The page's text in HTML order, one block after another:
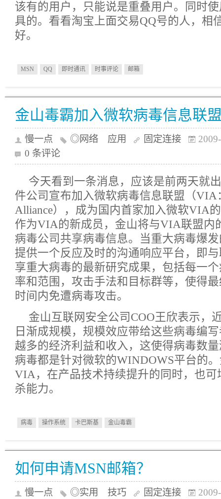
该有的用户，只能说是重叠用户。同时
具的。看看淘宝上面交易QQ号的人，相
好。
MSN QQ 即时通讯 时事评论 邮箱
金山毒霸加入微软病毒信息联
慢一点 ◎网络 应用 固定连接
0 条评论
今天看到一条消息，应该是前两天就
件公司宣布加入微软病毒信息联盟（VIA
Alliance），成为国内首家加入微软VIA
作为VIA的新成员，金山将与VIA联盟内
病毒公司共享病毒信息。当重大病毒爆
提供一个反应及时的沟通响应平台，即
享重大病毒的最新研究成果，包括每一
率和范围，攻击手法和目标群等，使得
时间内免遭病毒攻击。
金山互联网安全公司COO王欣表示，
日渐成规模，规模效应带给这些病毒编
越多的经济利益和收入，这使得病毒数
病毒都是针对微软的WINDOWS平台的
VIA，在产品技术持续提升的同时，也可
杀能力。
病毒 操作系统 卡巴斯基 金山毒霸
如何申请MSN邮箱？
慢一点 ◎实用 技巧 固定连接